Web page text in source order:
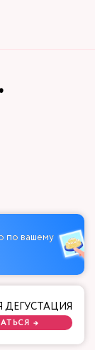
по вашему
ДЕГУСТАЦИЯ
→